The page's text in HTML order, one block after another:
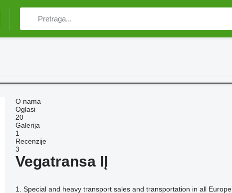
O nama
Oglasi
20
Galerija
1
Recenzije
3
Vegatransa IĮ
1. Special and heavy transport sales and transportation in all Europe